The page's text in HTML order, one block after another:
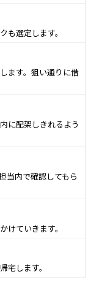
も選定します。
ます。狙い通りに借
に配架しきれるよう
当内で確認してもら
けていきます。
宅します。